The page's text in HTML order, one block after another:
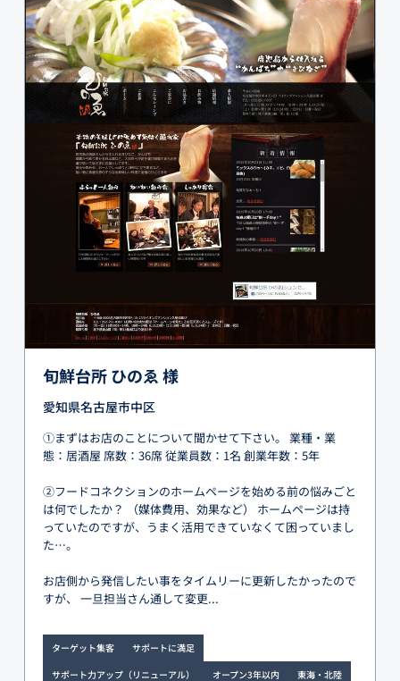
旬鮮台所 ひのゑ 様
愛知県名古屋市中区
①まずはお店のことについて聞かせて下さい。 業種・業
態：居酒屋 席数：36席 従業員数：1名 創業年数：5年
②フードコネクションのホームページを始める前の悩みごと
は何でしたか？ （媒体費用、効果など） ホームページは持
っていたのですが、うまく活用できていなくて困っていまし
た…。
お店側から発信したい事をタイムリーに更新したかったので
すが、 一旦担当さん通して変更...
ターゲット集客
サポートに満足
サポート力アップ（リニューアル）
オープン3年以内
東海・北陸